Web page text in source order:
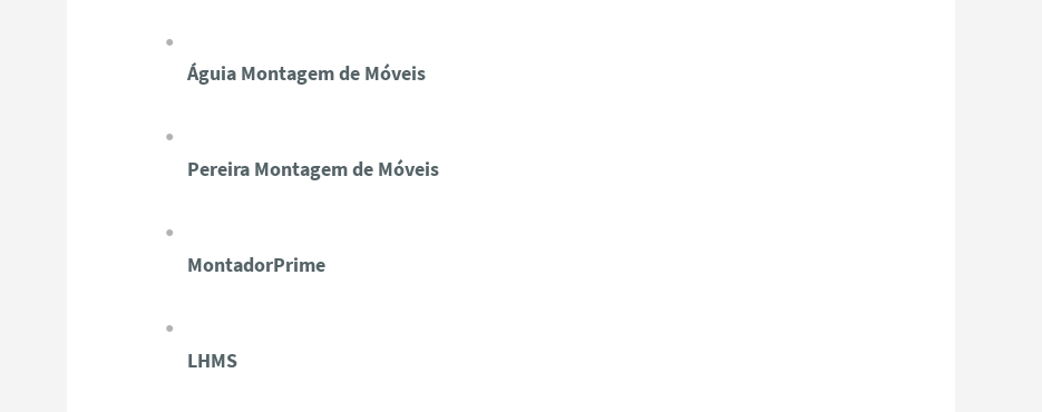
Águia Montagem de Móveis
Pereira Montagem de Móveis
MontadorPrime
LHMS